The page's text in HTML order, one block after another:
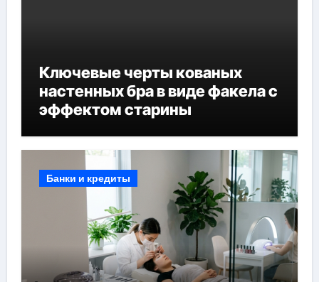
Ключевые черты кованых
настенных бра в виде факела с
эффектом старины
Банки и кредиты